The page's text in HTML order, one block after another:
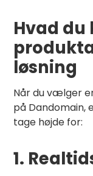
Hvad du
løsning
Når du vælger
på Dandomain,
tage højde for:
1.